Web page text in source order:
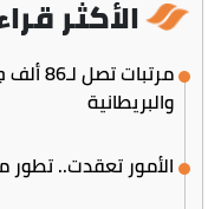
الأكثر
والبريطانية
الأمور تعقدت.. تطور